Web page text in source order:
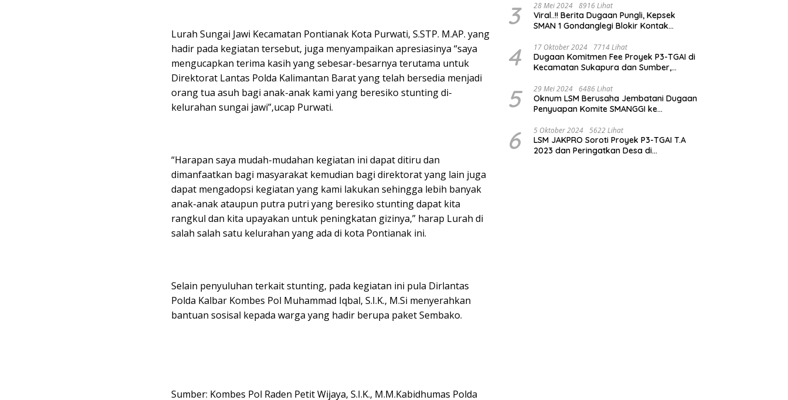
Lurah Sungai Jawi Kecamatan Pontianak Kota Purwati, S.STP. M.AP. yang
hadir pada kegiatan tersebut, juga menyampaikan apresiasinya “saya
mengucapkan terima kasih yang sebesar-besarnya terutama untuk
Direktorat Lantas Polda Kalimantan Barat yang telah bersedia menjadi
orang tua asuh bagi anak-anak kami yang beresiko stunting di-
kelurahan sungai jawi”,ucap Purwati.
“Harapan saya mudah-mudahan kegiatan ini dapat ditiru dan
dimanfaatkan bagi masyarakat kemudian bagi direktorat yang lain juga
dapat mengadopsi kegiatan yang kami lakukan sehingga lebih banyak
anak-anak ataupun putra putri yang beresiko stunting dapat kita
rangkul dan kita upayakan untuk peningkatan gizinya,” harap Lurah di
salah salah satu kelurahan yang ada di kota Pontianak ini.
Selain penyuluhan terkait stunting, pada kegiatan ini pula Dirlantas
Polda Kalbar Kombes Pol Muhammad Iqbal, S.I.K., M.Si menyerahkan
bantuan sosisal kepada warga yang hadir berupa paket Sembako.
Sumber: Kombes Pol Raden Petit Wijaya, S.I.K., M.M.Kabidhumas Polda
3 28 Mei 2024 8916 Lihat
Viral..!! Berita Dugaan Pungli, Kepsek
SMAN 1 Gondanglegi Blokir Kontak
4 17 Oktober 2024 7714 Lihat
Dugaan Komitmen Fee Proyek P3-TGAI di
Kecamatan Sukapura dan Sumber,
Sikap
5 29 Mei 2024 6486 Lihat
Oknum LSM Berusaha Jembatani Dugaan
Penyuapan Komite SMANGGI ke
Juta
6 5 Oktober 2024 5622 Lihat
LSM JAKPRO Soroti Proyek P3-TGAI T.A
2023 dan Peringatkan Desa di